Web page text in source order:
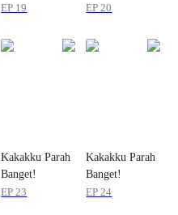
EP 19 EP 20
Kakakku Parah
Banget!
EP 23
Kakakku Parah
Banget!
EP 24